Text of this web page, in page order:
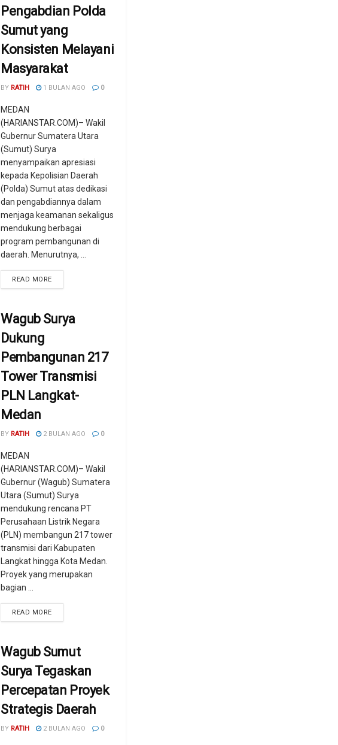
Pengabdian Polda
Sumut yang
Konsisten Melayani
Masyarakat
BY RATIH 1 BULAN AGO 0
MEDAN
(HARIANSTAR.COM)– Wakil
Gubernur Sumatera Utara
(Sumut) Surya
menyampaikan apresiasi
kepada Kepolisian Daerah
(Polda) Sumut atas dedikasi
dan pengabdiannya dalam
menjaga keamanan sekaligus
mendukung berbagai
program pembangunan di
daerah. Menurutnya, ...
READ MORE
Wagub Surya
Dukung
Pembangunan 217
Tower Transmisi
PLN Langkat-
Medan
BY RATIH 2 BULAN AGO 0
MEDAN
(HARIANSTAR.COM)– Wakil
Gubernur (Wagub) Sumatera
Utara (Sumut) Surya
mendukung rencana PT
Perusahaan Listrik Negara
(PLN) membangun 217 tower
transmisi dari Kabupaten
Langkat hingga Kota Medan.
Proyek yang merupakan
bagian ...
READ MORE
Wagub Sumut
Surya Tegaskan
Percepatan Proyek
Strategis Daerah
BY RATIH 2 BULAN AGO 0